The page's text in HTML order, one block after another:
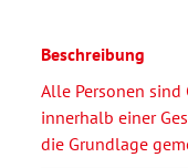
Beschreibung
Alle Personen sind
innerhalb einer
die Grundlage